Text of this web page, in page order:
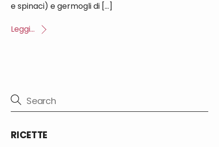
e spinaci) e germogli di […]
Leggi...
RICETTE